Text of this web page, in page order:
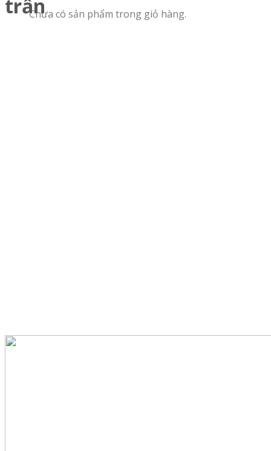
Chưa có sản phẩm trong giỏ hàng.
trần